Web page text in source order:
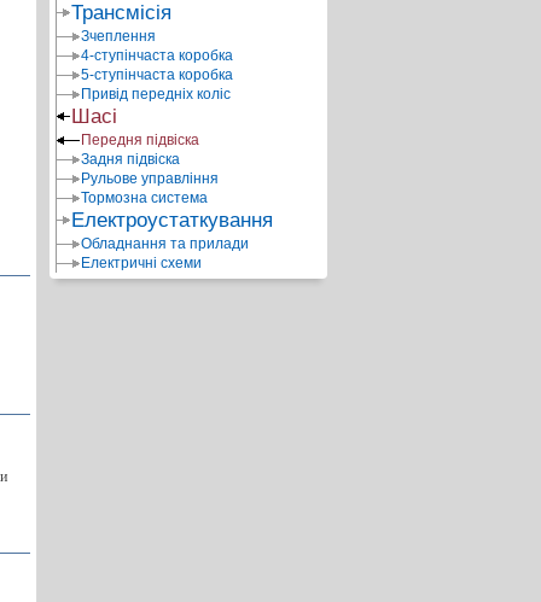
Трансмісія
Зчеплення
4-ступінчаста коробка
5-ступінчаста коробка
Привід передніх коліс
Шасі
Передня підвіска
Задня підвіска
Рульове управління
Тормозна система
Електроустаткування
Обладнання та прилади
Електричні схеми